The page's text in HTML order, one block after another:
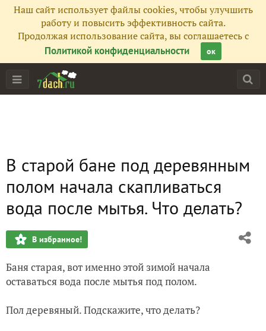
Наш сайт использует файлы cookies, чтобы улучшить
работу и повысить эффективность сайта.
Продолжая использование сайта, вы соглашаетесь с
Политикой конфиденциальности
ок
В старой бане под деревянным
полом начала скапливаться
вода после мытья. Что делать?
В избранное!
Баня старая, вот именно этой зимой начала
оставаться вода после мытья под полом.
Пол деревяный. Подскажите, что делать?